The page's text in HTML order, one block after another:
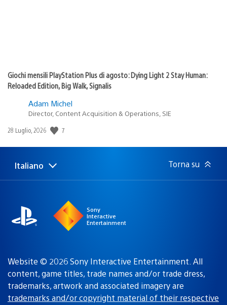
Giochi mensili PlayStation Plus di agosto: Dying Light 2 Stay Human:
Reloaded Edition, Big Walk, Signalis
Adam Michel
Director, Content Acquisition & Operations, SIE
Data
pubblicazione:
28 Luglio, 2026 7
Seleziona
una
Regione
attuale:
Italiano Torna su
Sony
Interactive
Entertainment
Website © 2026 Sony Interactive Entertainment. All
content, game titles, trade names and/or trade dress,
trademarks, artwork and associated imagery are
trademarks and/or copyright material of their respective